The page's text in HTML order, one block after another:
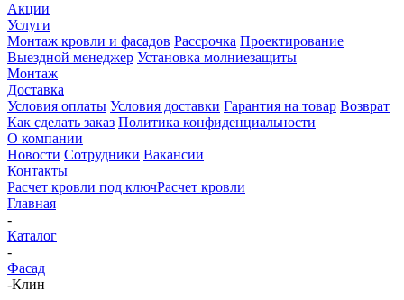
Акции
Услуги
Монтаж кровли и фасадов Рассрочка Проектирование
Выездной менеджер Установка молниезащиты
Монтаж
Доставка
Условия оплаты Условия доставки Гарантия на товар Возврат
Как сделать заказ Политика конфиденциальности
О компании
Новости Сотрудники Вакансии
Контакты
Расчет кровли под ключРасчет кровли
Главная
-
Каталог
-
Фасад
-Клин